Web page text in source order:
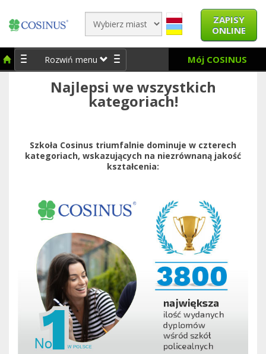
ZAPISY
ONLINE
Rozwiń menu Mój COSINUS
Najlepsi we wszystkich
kategoriach!
Szkoła Cosinus triumfalnie dominuje w czterech
kategoriach, wskazujących na niezrównaną jakość
kształcenia: